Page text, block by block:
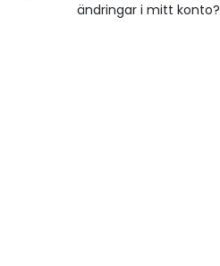
ändringar i mitt konto?